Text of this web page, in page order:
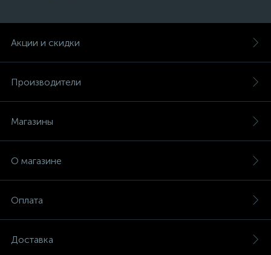
Акции и скидки
Производители
Магазины
О магазине
Оплата
Доставка